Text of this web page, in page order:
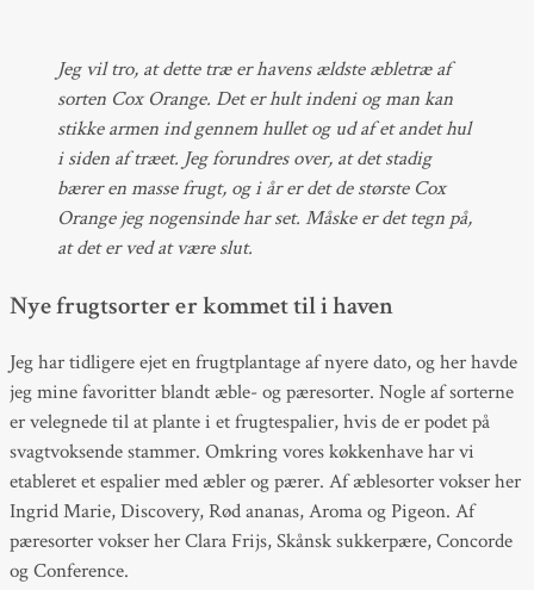
Jeg vil tro, at dette træ er havens ældste æbletræ af
sorten Cox Orange. Det er hult indeni og man kan
stikke armen ind gennem hullet og ud af et andet hul
i siden af træet. Jeg forundres over, at det stadig
bærer en masse frugt, og i år er det de største Cox
Orange jeg nogensinde har set. Måske er det tegn på,
at det er ved at være slut.
Nye frugtsorter er kommet til i haven
Jeg har tidligere ejet en frugtplantage af nyere dato, og her havde
jeg mine favoritter blandt æble- og pæresorter. Nogle af sorterne
er velegnede til at plante i et frugtespalier, hvis de er podet på
svagtvoksende stammer. Omkring vores køkkenhave har vi
etableret et espalier med æbler og pærer. Af æblesorter vokser her
Ingrid Marie, Discovery, Rød ananas, Aroma og Pigeon. Af
pæresorter vokser her Clara Frijs, Skånsk sukkerpære, Concorde
og Conference.